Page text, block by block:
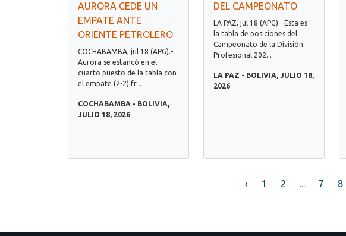
AURORA CEDE UN
EMPATE ANTE
ORIENTE PETROLERO
COCHABAMBA, jul 18 (APG).-
Aurora se estancó en el
cuarto puesto de la tabla con
el empate (2-2) fr...
COCHABAMBA - BOLIVIA,
JULIO 18, 2026
DEL CAMPEONATO
LA PAZ, jul 18 (APG).- Esta es
la tabla de posiciones del
Campeonato de la División
Profesional 202...
LA PAZ - BOLIVIA, JULIO 18,
2026
‹ 1 2 ... 7 8